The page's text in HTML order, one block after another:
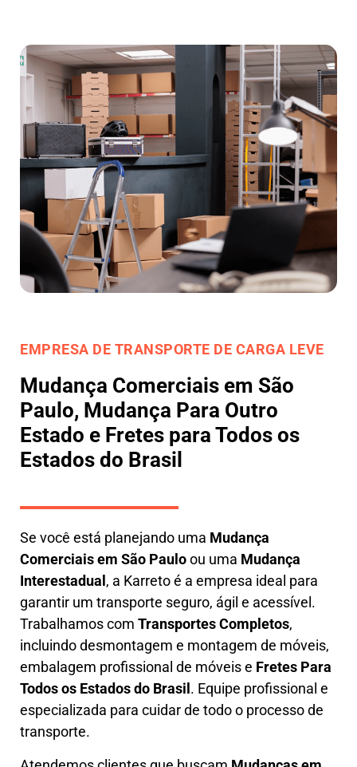
EMPRESA DE TRANSPORTE DE CARGA LEVE
Mudança Comerciais em São
Paulo, Mudança Para Outro
Estado e Fretes para Todos os
Estados do Brasil
Se você está planejando uma Mudança
Comerciais em São Pauloou uma Mudança
Interestadual , a Karretoé a empresa ideal para
garantir um transporte seguro, ágil e acessível.
Trabalhamos com Transportes Completos,
incluindodesmontagem e montagem de móveis,
embalagem profissional de móveis e Fretes Para
Todos os Estados do Brasil . Equipe profissional e
especializada para cuidar de todo o processo de
transporte.